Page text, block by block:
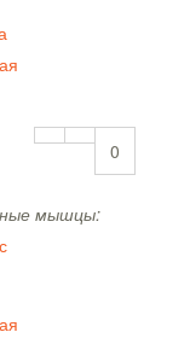
0
мышцы: